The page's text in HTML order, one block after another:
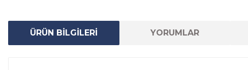
ÜRÜN BİLGİLERİ YORUMLAR